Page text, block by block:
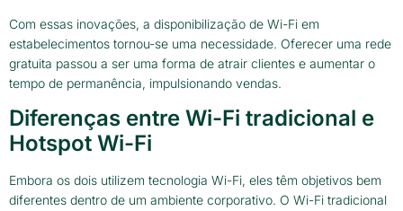
Com essas inovações, a disponibilização de Wi-Fi em
estabelecimentos tornou-se uma necessidade. Oferecer uma rede
gratuita passou a ser uma forma de atrair clientes e aumentar o
tempo de permanência, impulsionando vendas.
Diferenças entre Wi-Fi tradicional e
Hotspot Wi-Fi
Embora os dois utilizem tecnologia Wi-Fi, eles têm objetivos bem
diferentes dentro de um ambiente corporativo. O Wi-Fi tradicional